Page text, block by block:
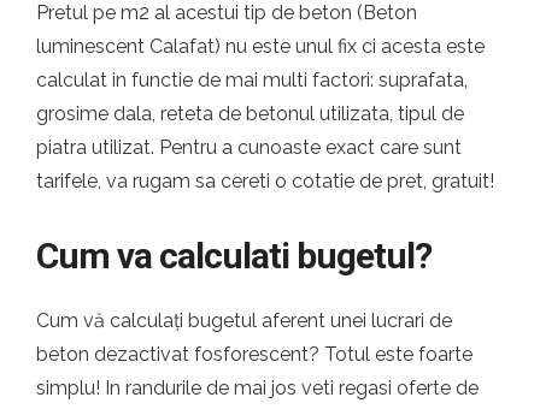
Pretul pe m2 al acestui tip de beton (Beton
luminescent Calafat) nu este unul fix ci acesta este
calculat in functie de mai multi factori: suprafata,
grosime dala, reteta de betonul utilizata, tipul de
piatra utilizat. Pentru a cunoaste exact care sunt
tarifele, va rugam sa cereti o cotatie de pret, gratuit!
Cum va calculati bugetul?
Cum vă calculați bugetul aferent unei lucrari de
beton dezactivat fosforescent? Totul este foarte
simplu! In randurile de mai jos veti regasi oferte de